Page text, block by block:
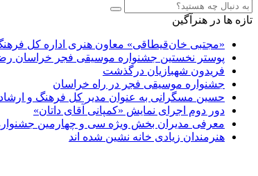
تازه ها در هنرآگین
«مجتبی خان‌قیطاقی» معاون هنری اداره کل
پوستر نخستین جشنواره موسیقی فجر خراسان
فریدون شهبازیان درگذشت
جشنواره موسیقی فجر در راه خراسان
حسین مسگرانی به عنوان مدیر کل فرهنگ و
دور دوم اجرای نمایش «کمپانی آقای داتان»
معرفی مدیران بخش ویژه سی و چهارمین
هنرمندان زیادی خانه نشین شده اند